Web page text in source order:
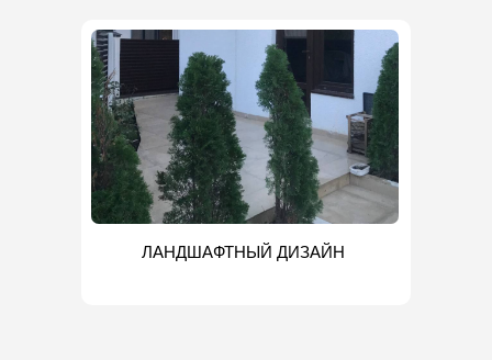
ЛАНДШАФТНЫЙ ДИЗАЙН